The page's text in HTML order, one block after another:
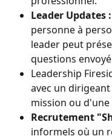
Leader Updates :
personne à
leader peut
questions
Leadership
avec un
mission ou
Recrutement
informels où un